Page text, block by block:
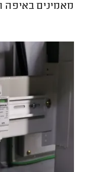
מאמינים באיפה